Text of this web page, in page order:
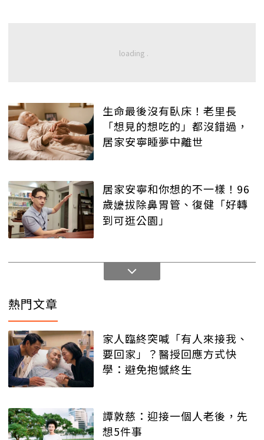
生命最後沒有臥床！老里長
「想見的想吃的」都沒錯過，
居家安寧睡夢中離世
居家安寧和你想的不一樣！96
歲嬷拔除鼻胃管、復健「好轉
到可逛公園」
熱門文章
家人臨終突喊「有人來接我、
要回家」？醫授回應方式快
學：避免抱憾終生
譚敦慈：迎接一個人老後，先
想5件事